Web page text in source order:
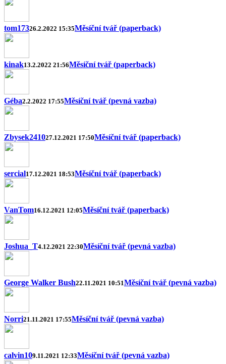
tom17326.2.2022 15:35Měsíční tvář (paperback)
kinak13.2.2022 21:56Měsíční tvář (paperback)
Géba2.2.2022 17:55Měsíční tvář (pevná vazba)
Zbysek241027.12.2021 17:50Měsíční tvář (paperback)
sercial17.12.2021 18:53Měsíční tvář (paperback)
VanTom16.12.2021 12:05Měsíční tvář (paperback)
Joshua_T4.12.2021 22:30Měsíční tvář (pevná vazba)
George Walker Bush22.11.2021 10:51Měsíční tvář (pevná vazba)
Norri21.11.2021 17:55Měsíční tvář (pevná vazba)
calvin109.11.2021 12:33Měsíční tvář (pevná vazba)